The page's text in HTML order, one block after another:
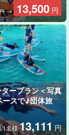
→ 13,500 円
ープラン＜写真
スで♪団体旅
/1名様13,111 円